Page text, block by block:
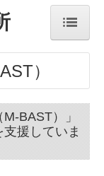
）
M-BAST）」
支援していま